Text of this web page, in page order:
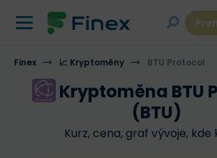
Finex 📈 Kryptoměny BTU Protocol
Kryptoměna BTU
(BTU)
Kurz, cena, graf vývoje, kde